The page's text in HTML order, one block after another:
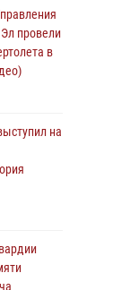
за
провели
в
на